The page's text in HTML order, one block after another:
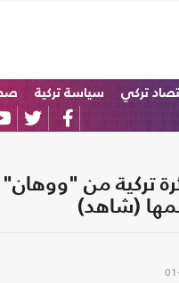
تركي سياسة تركية
تركية من "ووهان"
(شاهد)